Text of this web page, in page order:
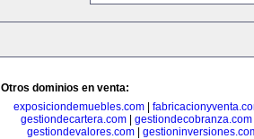
Otros dominios en venta:
exposiciondemuebles.com|
gestiondecartera.com| gestiondecobranza.com
gestiondevalores.com|